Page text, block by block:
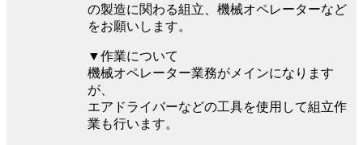
の製造に関わる組立、機械オペレーターなど
をお願いします。
▼作業について
機械オペレーター業務がメインになります
が、
エアドライバーなどの工具を使用して組立作
業も行います。